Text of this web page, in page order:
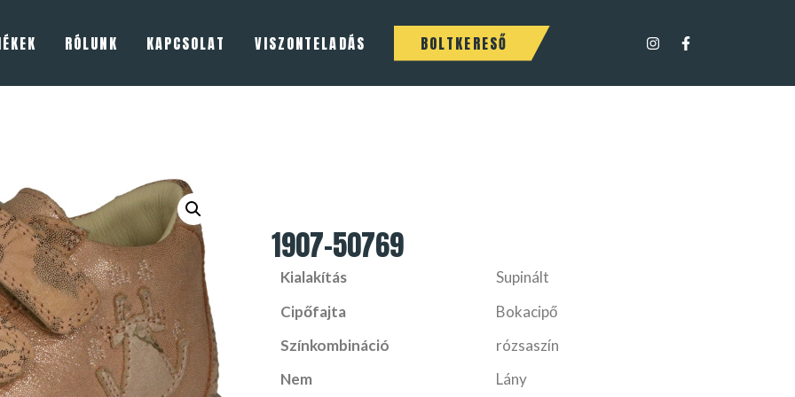
RÓLUNK KAPCSOLAT VISZONTELADÁS BOLTKERESŐ
1907-50769
Kialakítás
Supinált
Cipőfajta
Bokacipő
Színkombináció
rózsaszín
Nem
Lány